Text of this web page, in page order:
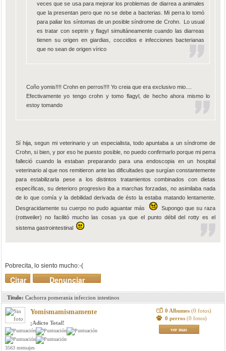
veces que se usa para mejorar los problemas de diarrea a animales
que la presentan pero que no se debe a bacterias. Mi perra lo tomó
para paliar los síntomas de un posible síndrome de Crohn. Lo usual
es tratar con septrin y flagyl simultáneamente cuando las diarreas
tienen su origen en giardias, coccidios e infecciones bacterianas
que no sean de origen vírico
Coño yomis!!!! Crohn en perros!!!! Yo creia que era exclusivo mio....
Efectivamente yo tengo crohn y tomo flagyl, de hecho ahora mismo lo
estoy tomando
Sí hija, segun mi veterinario y un especialista, todo apuntaba a un síndrome de
Crohn, si bien, y por eso he puesto posible, no puedo confirmarlo porque mi perra
falleció cuando la estaban preparando para una endoscopia en un hospital
veterinario al que nos remitieron ante las dificultades que surgían constantemente
para estabilizarla pese a los distintos tratamientos combinados con dietas
específicas, su deterioro progresivo iba a marchas forzadas, no asimilaba nada
de lo que comía y la debilidad derivada de ésto la estaba matando lentamente.
Desgracidamente su cuerpo no pudo aguantar más
Supongo que su raza
(rottweiler) no facilitó mucho las cosas ya que el punto débil del rotty es el
sistema gastrointestinal
Pobrecita, lo siento mucho:-(
Denunciar
mensaje
Citar
Titulo: Cachorra pomerania infeccion intestinos
Yomismamismamente
¡Adicto Total!
3563 mensajes
0 Albumes (0 fotos)
0 perros (0 fotos)
ver mas